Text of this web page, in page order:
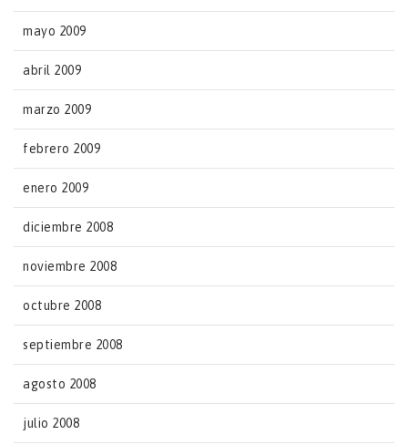
mayo 2009
abril 2009
marzo 2009
febrero 2009
enero 2009
diciembre 2008
noviembre 2008
octubre 2008
septiembre 2008
agosto 2008
julio 2008